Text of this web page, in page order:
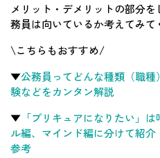
メリット・デメリットの部分
務員は向いているか考えてみて
\こちらもおすすめ/
▼公務員ってどんな種類（職
験などをカンタン解説
▼ 「プリキュアになりたい」
ル編、マインド編に分けて紹
参考